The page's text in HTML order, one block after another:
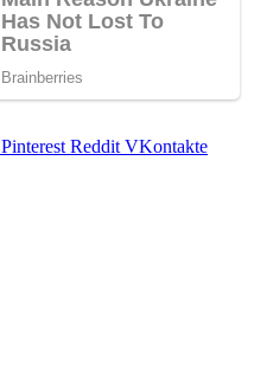
Pinterest Reddit VKontakte